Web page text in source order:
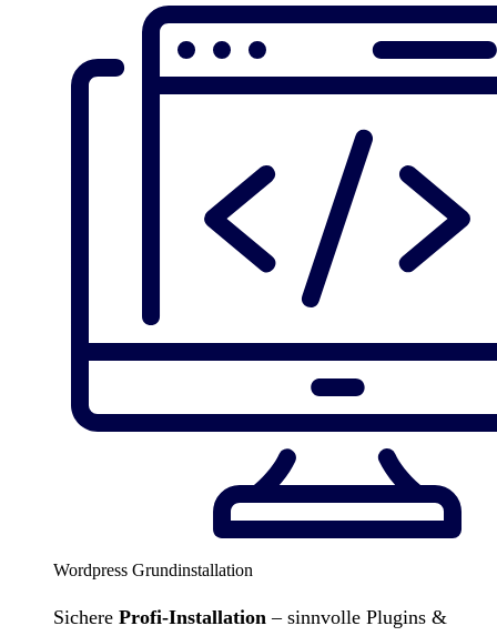
Wordpress Grundinstallation
Sichere Profi-Installation – sinnvolle Plugins &